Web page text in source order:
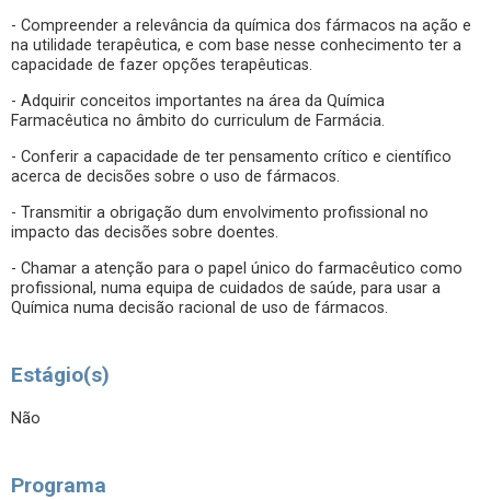
- Compreender a relevância da química dos fármacos na ação e
na utilidade terapêutica, e com base nesse conhecimento ter a
capacidade de fazer opções terapêuticas.
- Adquirir conceitos importantes na área da Química
Farmacêutica no âmbito do curriculum de Farmácia.
- Conferir a capacidade de ter pensamento crítico e científico
acerca de decisões sobre o uso de fármacos.
- Transmitir a obrigação dum envolvimento profissional no
impacto das decisões sobre doentes.
- Chamar a atenção para o papel único do farmacêutico como
profissional, numa equipa de cuidados de saúde, para usar a
Química numa decisão racional de uso de fármacos.
Estágio(s)
Não
Programa